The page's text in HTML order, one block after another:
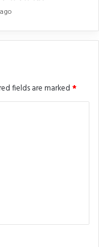
fields are marked *